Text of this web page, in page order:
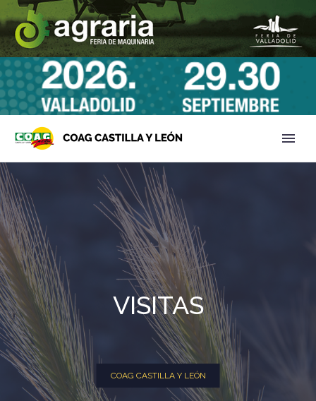
VISITAS
COAG CASTILLA Y LEÓN